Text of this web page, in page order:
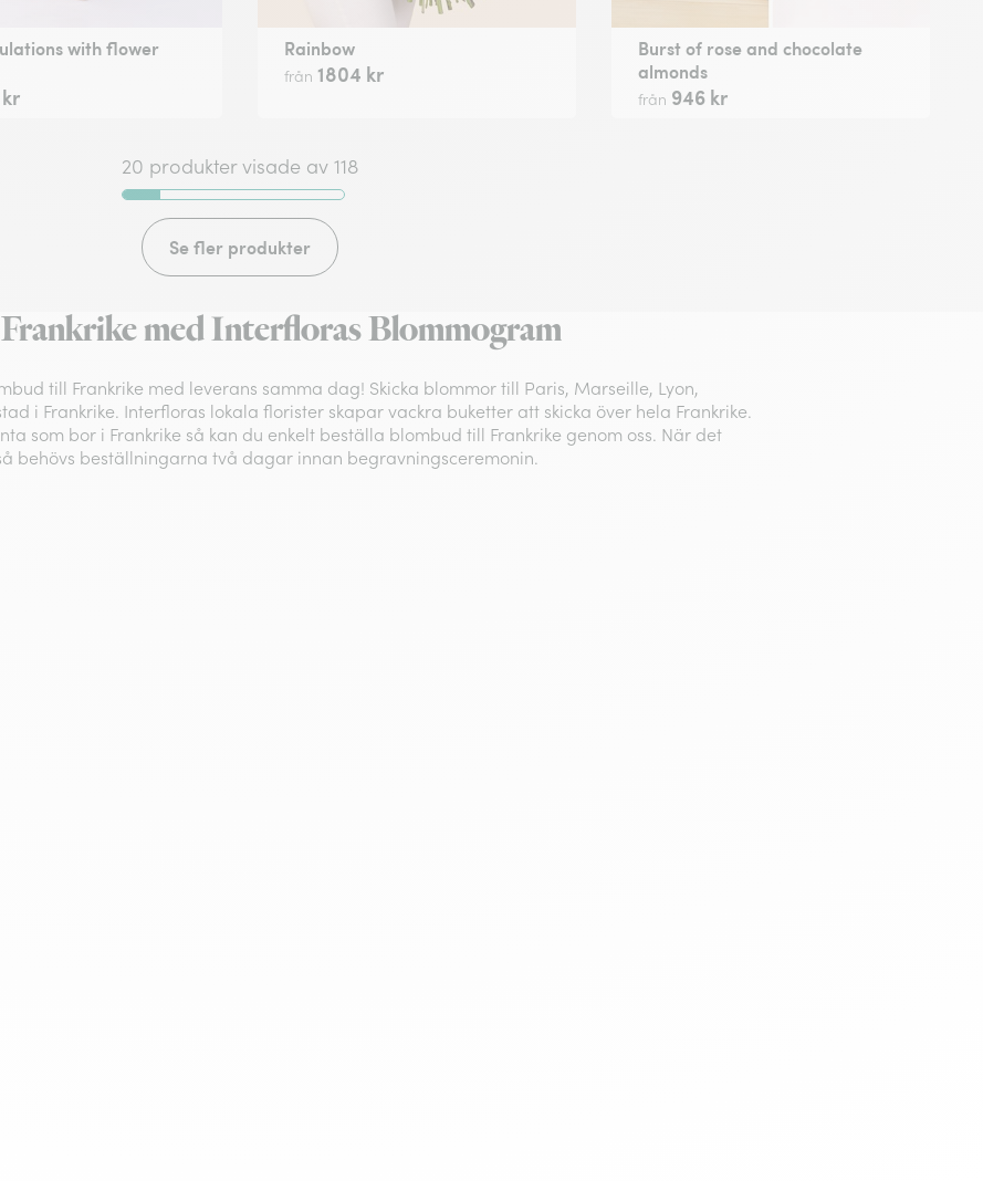
with flower
Rainbow
från 1804 kr
Burst of rose and chocolate
almonds
från 946 kr
20 produkter visade av 118
Se fler produkter
med Interfloras Blommogram
till Frankrike med leverans samma dag! Skicka blommor till Paris, Marseille, Lyon,
i Frankrike. Interfloras lokala florister skapar vackra buketter att skicka över hela Frankrike.
som bor i Frankrike så kan du enkelt beställa blombud till Frankrike genom oss. När det
behövs beställningarna två dagar innan begravningsceremonin.